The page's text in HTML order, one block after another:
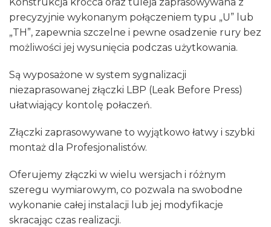
precyzyjnie wykonanym połączeniem typu „U” lub
„TH”, zapewnia szczelne i pewne osadzenie rury bez
możliwości jej wysunięcia podczas użytkowania.
Są wyposażone w system sygnalizacji
niezaprasowanej złączki LBP (Leak Before Press)
ułatwiający kontolę połaczeń.
Złączki zaprasowywane to wyjątkowo łatwy i szybki
montaż dla Profesjonalistów.
Oferujemy złączki w wielu wersjach i różnym
szeregu wymiarowym, co pozwala na swobodne
wykonanie całej instalacji lub jej modyfikacje
skracając czas realizacji.